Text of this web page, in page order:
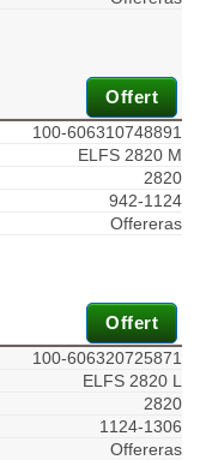
Offert
100-606310748891
ELFS 2820 M
2820
942-1124
Offereras
Offert
100-606320725871
ELFS 2820 L
2820
1124-1306
Offereras